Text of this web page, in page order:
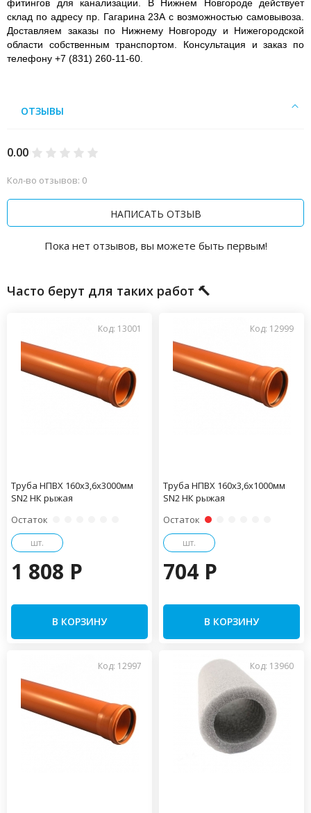
фитингов для канализации. В Нижнем Новгороде действует
склад по адресу пр. Гагарина 23А с возможностью самовывоза.
Доставляем заказы по Нижнему Новгороду и Нижегородской
области собственным транспортом. Консультация и заказ по
телефону +7 (831) 260-11-60.
ОТЗЫВЫ
0.00
Кол-во отзывов: 0
НАПИСАТЬ ОТЗЫВ
Пока нет отзывов, вы можете быть первым!
Часто берут для таких работ 🔨
Код: 13001
Труба НПВХ 160х3,6х3000мм
SN2 НК рыжая
Остаток
шт.
1 808 P
В КОРЗИНУ
Код: 12999
Труба НПВХ 160х3,6х1000мм
SN2 НК рыжая
Остаток
шт.
704 P
В КОРЗИНУ
Код: 12997 Код: 13960